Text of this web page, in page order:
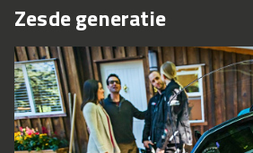
Zesde generatie